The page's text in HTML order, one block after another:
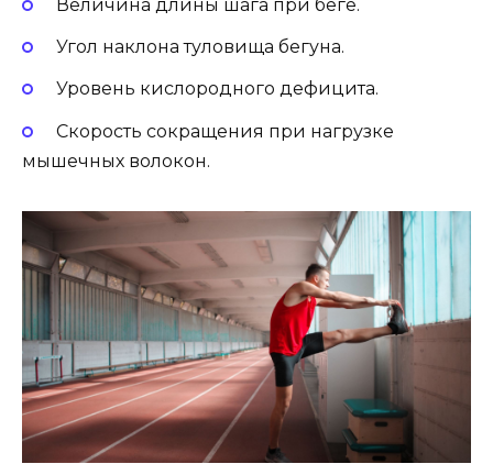
Величина длины шага при беге.
Угол наклона туловища бегуна.
Уровень кислородного дефицита.
Скорость сокращения при нагрузке
мышечных волокон.